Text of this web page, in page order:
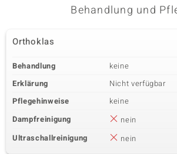
Behandlung und
Orthoklas
Behandlung
keine
Erklärung
Nicht verfügbar
Pflegehinweise
keine
Dampfreinigung
nein
Ultraschallreinigung
nein